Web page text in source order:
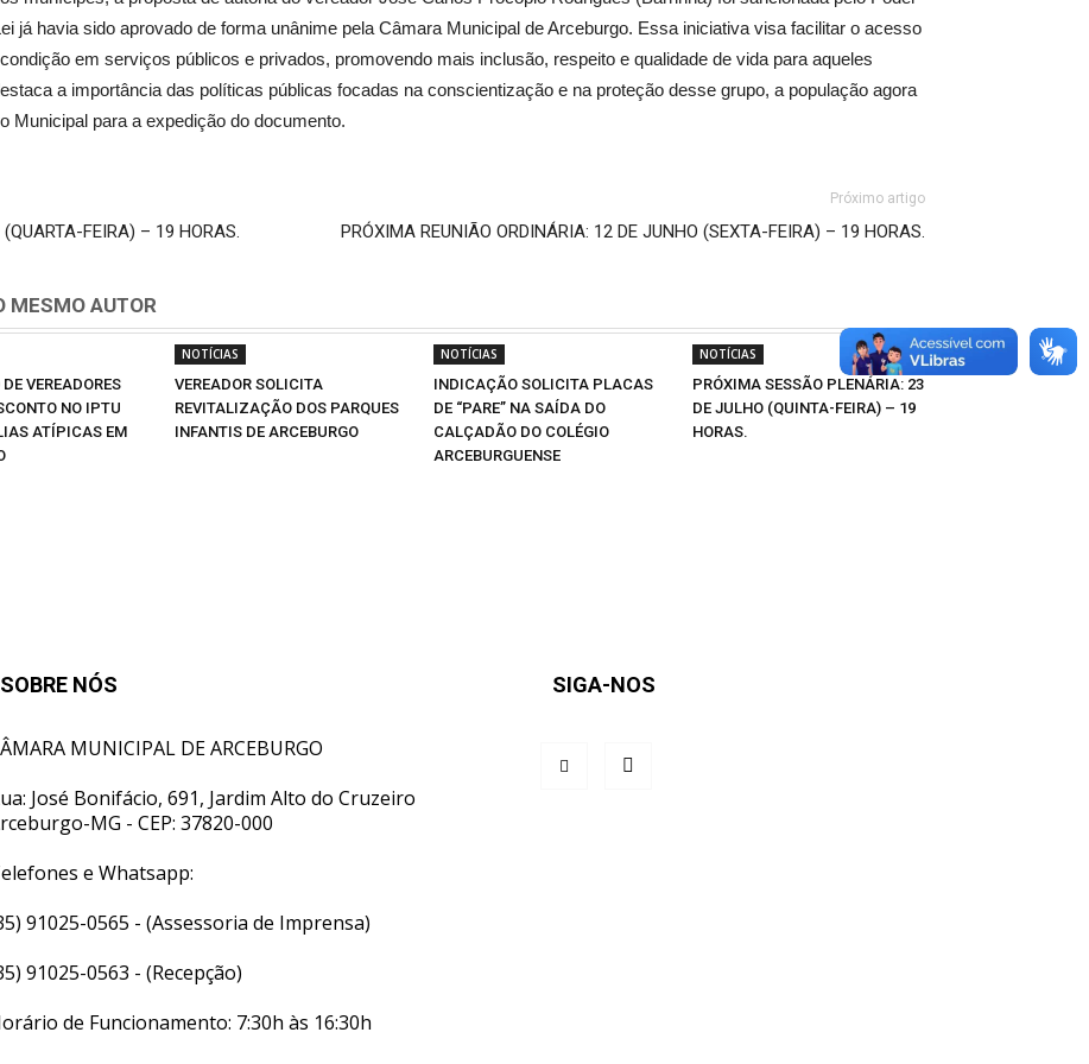
já havia sido aprovado de forma unânime pela Câmara Municipal de Arceburgo. Essa iniciativa visa facilitar o acesso
em serviços públicos e privados, promovendo mais inclusão, respeito e qualidade de vida para aqueles
a importância das políticas públicas focadas na conscientização e na proteção desse grupo, a população agora
Municipal para a expedição do documento.
FEIRA) – 19 HORAS.
Próximo artigo
PRÓXIMA REUNIÃO ORDINÁRIA: 12 DE JUNHO (SEXTA-FEIRA) – 19 HORAS.
MESMO AUTOR
VEREADORES
NO IPTU
ATÍPICAS EM
NOTÍCIAS
VEREADOR SOLICITA
REVITALIZAÇÃO DOS PARQUES
INFANTIS DE ARCEBURGO
NOTÍCIAS
INDICAÇÃO SOLICITA PLACAS
DE “PARE” NA SAÍDA DO
CALÇADÃO DO COLÉGIO
ARCEBURGUENSE
NOTÍCIAS
PRÓXIMA SESSÃO PLENÁRIA: 23
DE JULHO (QUINTA-FEIRA) – 19
HORAS.
SOBRE NÓS
MUNICIPAL DE ARCEBURGO
José Bonifácio, 691, Jardim Alto do Cruzeiro
MG - CEP: 37820-000
e Whatsapp:
91025-0565 - (Assessoria de Imprensa)
91025-0563 - (Recepção)
de Funcionamento: 7:30h às 16:30h
SIGA-NOS